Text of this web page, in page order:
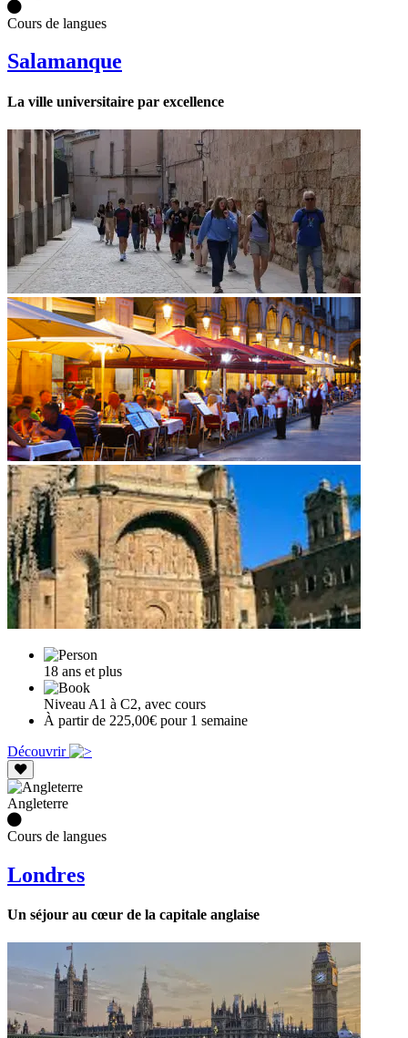
Cours de langues
Salamanque
La ville universitaire par excellence
18 ans et plus
Niveau A1 à C2, avec cours
À partir de 225,00€ pour 1 semaine
Découvrir
Angleterre
Cours de langues
Londres
Un séjour au cœur de la capitale anglaise